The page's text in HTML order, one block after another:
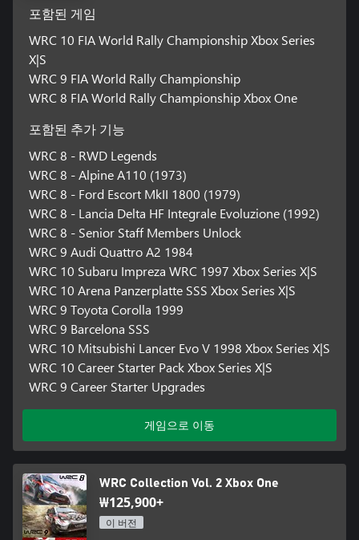
포함된 게임
WRC 10 FIA World Rally Championship Xbox Series
X|S
WRC 9 FIA World Rally Championship
WRC 8 FIA World Rally Championship Xbox One
포함된 추가 기능
WRC 8 - RWD Legends
WRC 8 - Alpine A110 (1973)
WRC 8 - Ford Escort MkII 1800 (1979)
WRC 8 - Lancia Delta HF Integrale Evoluzione (1992)
WRC 8 - Senior Staff Members Unlock
WRC 9 Audi Quattro A2 1984
WRC 10 Subaru Impreza WRC 1997 Xbox Series X|S
WRC 10 Arena Panzerplatte SSS Xbox Series X|S
WRC 9 Toyota Corolla 1999
WRC 9 Barcelona SSS
WRC 10 Mitsubishi Lancer Evo V 1998 Xbox Series X|S
WRC 10 Career Starter Pack Xbox Series X|S
WRC 9 Career Starter Upgrades
게임으로 이동
WRC Collection Vol. 2 Xbox One
₩125,900+
이 버전